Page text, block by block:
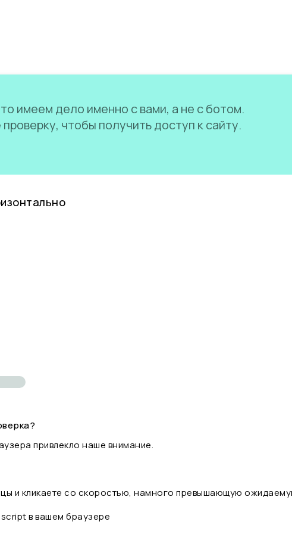
имеем дело именно с вами, а не с ботом.
чтобы получить доступ к сайту.
привлекло наше внимание.
и кликаете со скоростью, намного превышающую
в вашем браузере